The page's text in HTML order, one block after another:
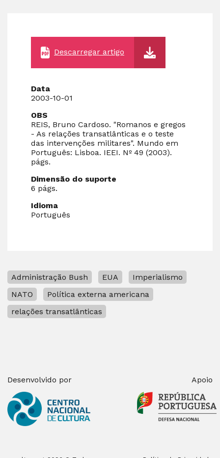
Descarregar artigo
Data
2003-10-01
OBS
REIS, Bruno Cardoso. "Romanos e gregos
- As relações transatlânticas e o teste
das intervenções militares". Mundo em
Português: Lisboa. IEEI. Nº 49 (2003).
págs.
Dimensão do suporte
6 págs.
Idioma
Português
Administração Bush EUA
Imperialismo
NATO
Política externa americana
relações transatlânticas
Desenvolvido por Apoio